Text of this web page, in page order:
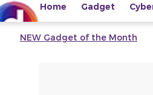
Home Gadget
NEW Gadget of the Month